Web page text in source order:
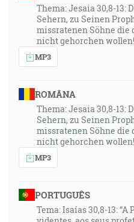
Thema: Jesaia 30,8-13:
Sehern, zu Seinen
missratenen Söhne die
nicht gehorchen wollen!
MP3
ROMÂNA
Thema: Jesaia 30,8-13:
Sehern, zu Seinen
missratenen Söhne die
nicht gehorchen wollen!
MP3
PORTUGUÊS
Tema: Isaías 30,8-13: